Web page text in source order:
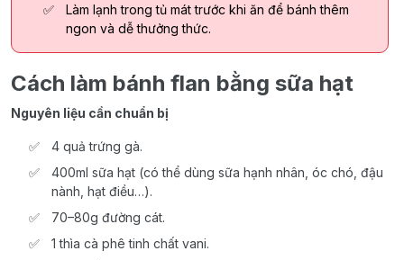
Làm lạnh trong tủ mát trước khi ăn để bánh thêm
ngon và dễ thưởng thức.
Cách làm bánh flan bằng sữa hạt
Nguyên liệu cần chuẩn bị
4 quả trứng gà.
400ml sữa hạt (có thể dùng sữa hạnh nhân, óc chó, đậu
nành, hạt điều…).
70–80g đường cát.
1 thìa cà phê tinh chất vani.